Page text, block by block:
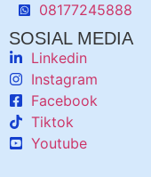
08177245888
SOSIAL MEDIA
Linkedin
Instagram
Facebook
Tiktok
Youtube